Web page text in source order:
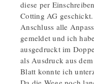
diese per
Cotting AG
Anschluss alle
gemeldet und ich
ausgedruckt im
als Ausdruck aus
Blatt konnte ich